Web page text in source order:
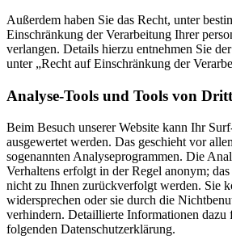
Außerdem haben Sie das Recht, unter
Einschränkung der Verarbeitung Ihrer
verlangen. Details hierzu entnehmen Sie
unter „Recht auf Einschränkung der
Analyse-Tools und Tools von
Beim Besuch unserer Website kann Ihr
ausgewertet werden. Das geschieht vor
sogenannten Analyseprogrammen. Die
Verhaltens erfolgt in der Regel anonym;
nicht zu Ihnen zurückverfolgt werden. Sie
widersprechen oder sie durch die
verhindern. Detaillierte Informationen dazu
folgenden Datenschutzerklärung.